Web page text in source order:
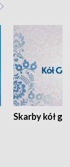
Skarby kół